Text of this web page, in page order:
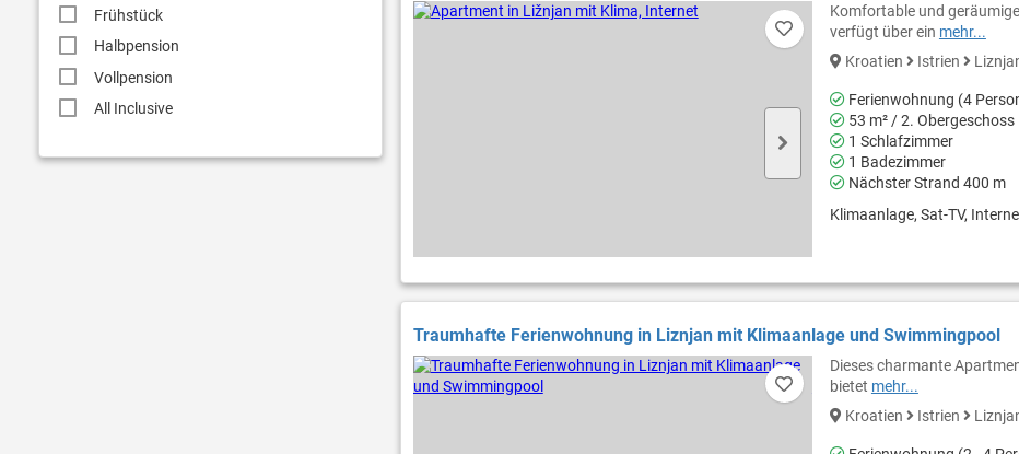
Frühstück
Halbpension
Vollpension
All Inclusive
Komfortable und
verfügt über ein mehr...
Kroatien
Istrien
Ferienwohnung (4
53 m² / 2. Obergeschoss
1 Schlafzimmer
1 Badezimmer
Nächster Strand 400 m
Klimaanlage, Sat-TV,
Traumhafte Ferienwohnung in Liznjan mit Klimaanlage und Swimmingpool
Dieses charmante
bietet mehr...
Kroatien
Istrien